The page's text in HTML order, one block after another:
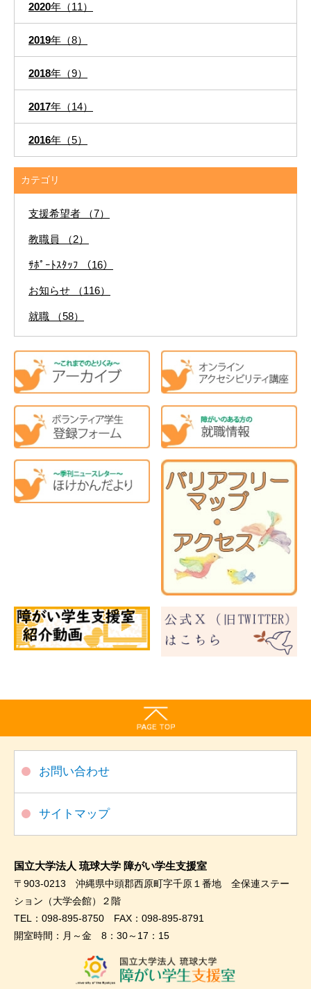
2020年（11）
2019年（8）
2018年（9）
2017年（14）
2016年（5）
カテゴリ
支援希望者 （7）
教職員 （2）
ｻﾎﾟｰﾄｽﾀｯﾌ （16）
お知らせ （116）
就職 （58）
お問い合わせ
サイトマップ
国立大学法人 琉球大学 障がい学生支援室
〒903-0213 沖縄県中頭郡西原町字千原１番地 全保連ステー
ション（大学会館）２階
TEL：098-895-8750 FAX：098-895-8791
開室時間：月～金 8：30～17：15